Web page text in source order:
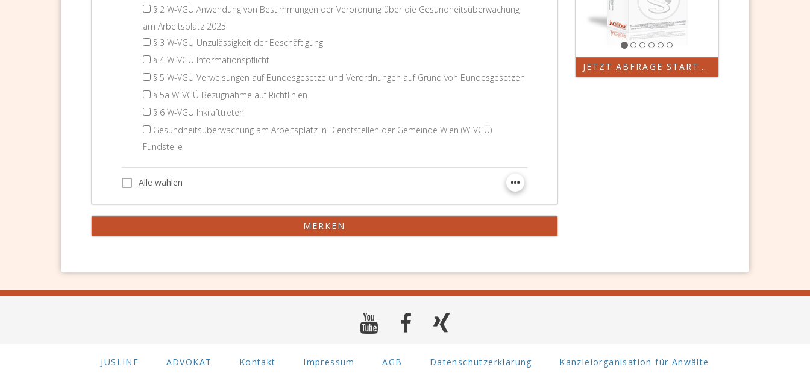
§ 2 W-VGÜ Anwendung von Bestimmungen der Verordnung über die Gesundheitsüberwachung
am Arbeitsplatz 2025
§ 3 W-VGÜ Unzulässigkeit der Beschäftigung
§ 4 W-VGÜ Informationspflicht
§ 5 W-VGÜ Verweisungen auf Bundesgesetze und Verordnungen auf Grund von Bundesgesetzen
§ 5a W-VGÜ Bezugnahme auf Richtlinien
§ 6 W-VGÜ Inkrafttreten
Gesundheitsüberwachung am Arbeitsplatz in Dienststellen der Gemeinde Wien (W-VGÜ)
Fundstelle
Alle wählen
Alle wählen
MERKEN
JETZT ABFRAGE STARTEN
JUSLINE ADVOKAT Kontakt Impressum AGB Datenschutzerklärung Kanzleiorganisation für Anwälte